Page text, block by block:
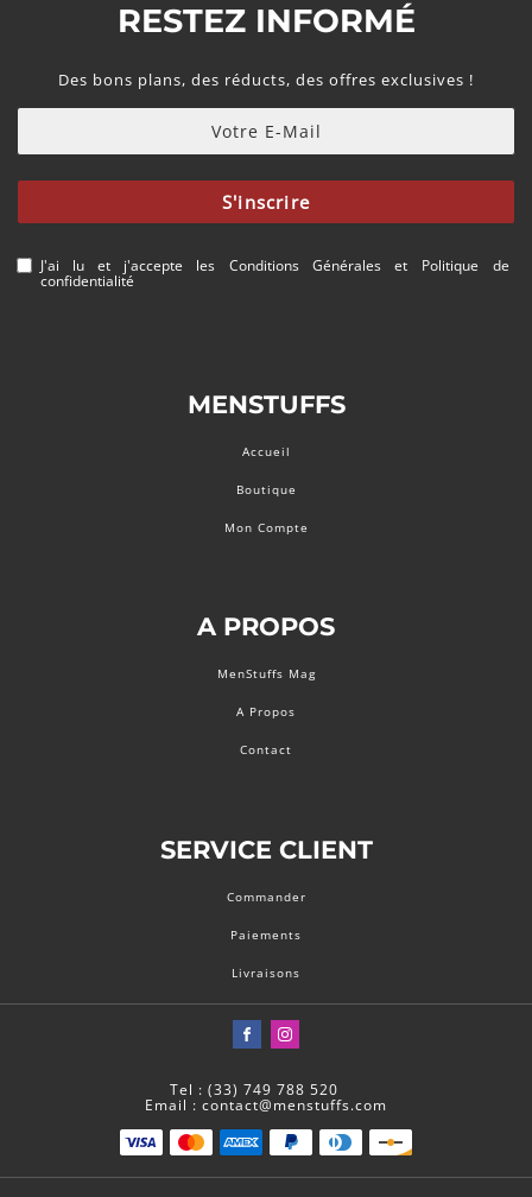
RESTEZ INFORMÉ
Des bons plans, des réducts, des offres exclusives !
S'inscrire
J'ai lu et j'accepte les Conditions Généraleset Politique de
confidentialité
MENSTUFFS
Accueil
Boutique
Mon Compte
A PROPOS
MenStuffs Mag
A Propos
Contact
SERVICE CLIENT
Commander
Paiements
Livraisons
Tel : (33) 749 788 520
Email : contact@menstuffs.com